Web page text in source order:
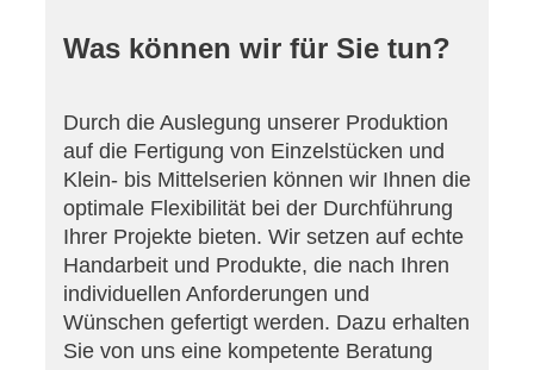
Was können wir für Sie tun?
Durch die Auslegung unserer Produktion
auf die Fertigung von Einzelstücken und
Klein- bis Mittelserien können wir Ihnen die
optimale Flexibilität bei der Durchführung
Ihrer Projekte bieten. Wir setzen auf echte
Handarbeit und Produkte, die nach Ihren
individuellen Anforderungen und
Wünschen gefertigt werden. Dazu erhalten
Sie von uns eine kompetente Beratung